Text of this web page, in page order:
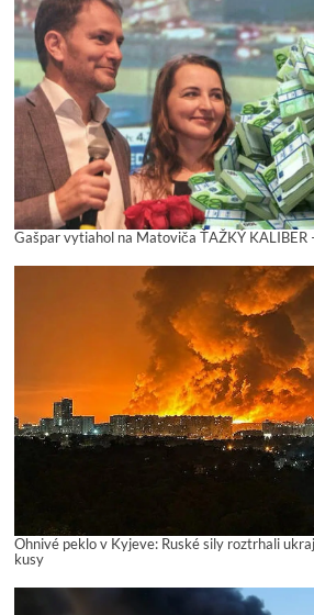
Gašpar vytiahol na Matoviča ŤAŽKÝ KALIBER
Ohnivé peklo v Kyjeve: Ruské sily roztrhali
kusy